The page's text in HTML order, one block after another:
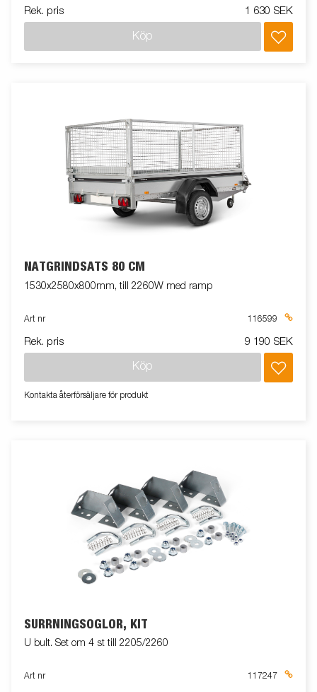
Rek. pris 1 630 SEK
Köp
NÄTGRINDSATS 80 CM
1530x2580x800mm, till 2260W med ramp
Art nr 116599
Rek. pris 9 190 SEK
Köp
Kontakta återförsäljare för produkt
SURRNINGSÖGLOR, KIT
U bult. Set om 4 st till 2205/2260
Art nr 117247